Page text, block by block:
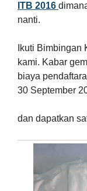
ITB 2016
nanti.
Ikuti Bimbingan
kami. Kabar
biaya
30 September
dan dapatkan